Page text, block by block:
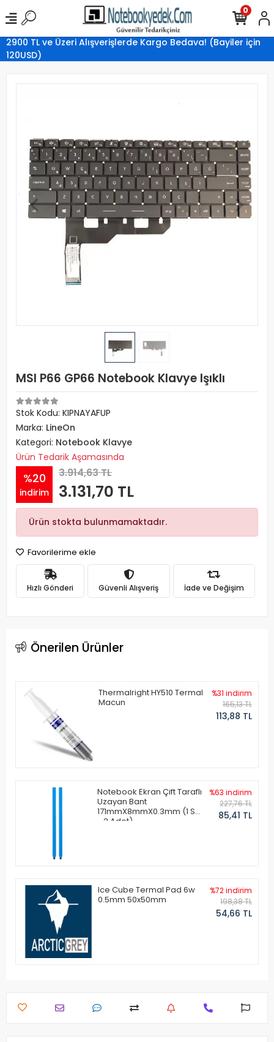
2900 TL ve Üzeri Alışverişlerde Kargo Bedava! (Bayiler için
120USD)
0
MSI P66 GP66 Notebook Klavye Işıklı
Stok Kodu: KIPNAYAFUP
Marka: LineOn
Kategori: Notebook Klavye
Ürün Tedarik Aşamasında
%20
indirim
3.914,63 TL
3.131,70 TL
Ürün stokta bulunmamaktadır.
Favorilerime ekle
Hızlı Gönderi Güvenli Alışveriş İade ve Değişim
Önerilen Ürünler
Thermalright HY510 Termal
Macun
%31 indirim
165,13 TL
113,88 TL
Notebook Ekran Çift Taraflı
Uzayan Bant
171mmX8mmX0.3mm (1 Set
- 2 Adet)
%63 indirim
227,76 TL
85,41 TL
Ice Cube Termal Pad 6w
0.5mm 50x50mm
%72 indirim
198,38 TL
54,66 TL